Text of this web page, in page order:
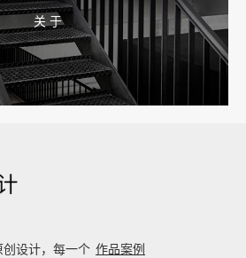
样放进官网帮助客户判断实力
关 于
设计，每一个 作品案例